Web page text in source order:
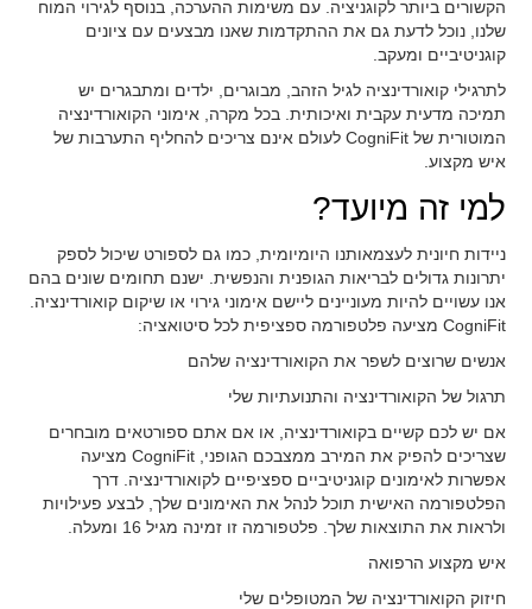
הקשורים ביותר לקוגניציה. עם משימות ההערכה, בנוסף לגירוי המוח
שלנו, נוכל לדעת גם את ההתקדמות שאנו מבצעים עם ציונים
קוגניטיביים ומעקב.
לתרגילי קואורדינציה לגיל הזהב, מבוגרים, ילדים ומתבגרים יש
תמיכה מדעית עקבית ואיכותית. בכל מקרה, אימוני הקואורדינציה
המוטורית של CogniFit לעולם אינם צריכים להחליף התערבות של
איש מקצוע.
למי זה מיועד?
ניידות חיונית לעצמאותנו היומיומית, כמו גם לספורט שיכול לספק
יתרונות גדולים לבריאות הגופנית והנפשית. ישנם תחומים שונים בהם
אנו עשויים להיות מעוניינים ליישם אימוני גירוי או שיקום קואורדינציה.
CogniFit מציעה פלטפורמה ספציפית לכל סיטואציה:
אנשים שרוצים לשפר את הקואורדינציה שלהם
תרגול של הקואורדינציה והתנועתיות שלי
אם יש לכם קשיים בקואורדינציה, או אם אתם ספורטאים מובחרים
שצריכים להפיק את המירב ממצבכם הגופני, CogniFit מציעה
אפשרות לאימונים קוגניטיביים ספציפיים לקואורדינציה. דרך
הפלטפורמה האישית תוכל לנהל את האימונים שלך, לבצע פעילויות
ולראות את התוצאות שלך. פלטפורמה זו זמינה מגיל 16 ומעלה.
איש מקצוע הרפואה
חיזוק הקואורדינציה של המטופלים שלי